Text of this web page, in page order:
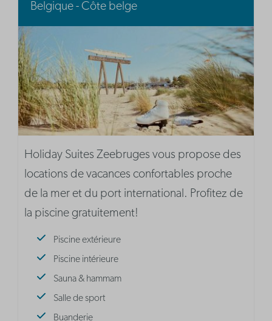
Belgique - Côte belge
Holiday Suites Zeebruges vous propose des
locations de vacances confortables proche
de la mer et du port international. Profitez de
la piscine gratuitement!
Piscine extérieure
Piscine intérieure
Sauna & hammam
Salle de sport
Buanderie